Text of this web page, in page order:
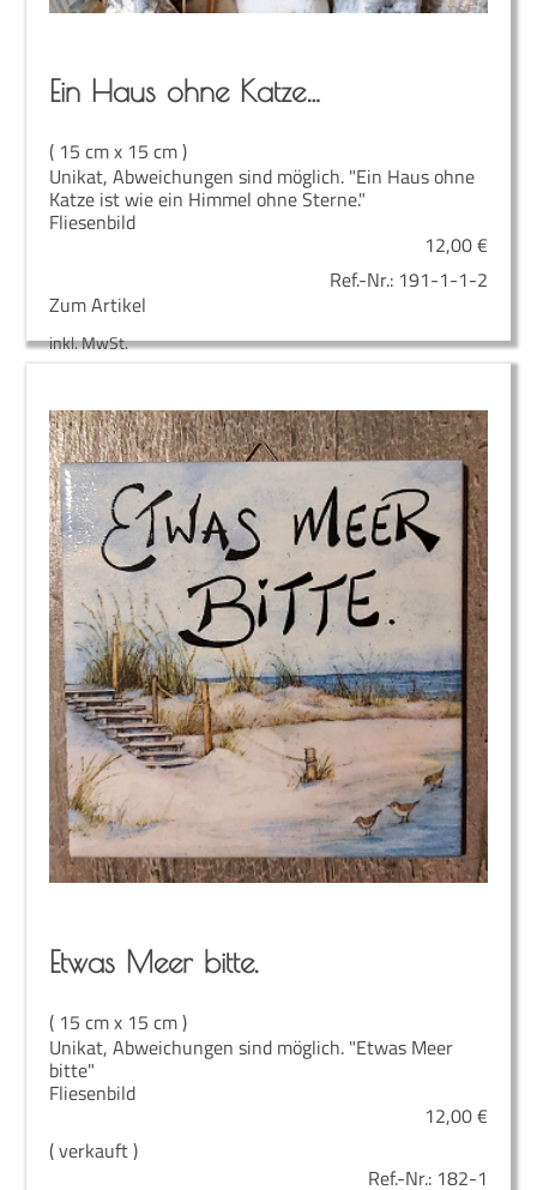
Ein Haus ohne Katze…
( 15 cm x 15 cm )
Unikat, Abweichungen sind möglich. "Ein Haus ohne
Katze ist wie ein Himmel ohne Sterne."
Fliesenbild
12,00€
Ref.-Nr.: 191-1-1-2
Zum Artikel
inkl. MwSt.
Etwas Meer bitte.
( 15 cm x 15 cm )
Unikat, Abweichungen sind möglich. "Etwas Meer
bitte"
Fliesenbild
12,00€
( verkauft )
Ref.-Nr.: 182-1